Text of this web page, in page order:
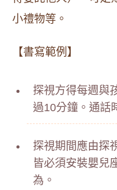
小禮物等。
【書寫範例】
探視方得每週與
過10分鐘。通話
探視期間應由探
皆必須安裝嬰兒
為。